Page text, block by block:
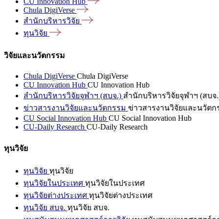
Chula DigiVerse
สำนักบริหารวิจัย
ทุนวิจัย
วิจัยและนวัตกรรม
Chula DigiVerse Chula DigiVerse
CU Innovation Hub CU Innovation Hub
สำนักบริหารวิจัยจุฬาฯ (สบจ.) สำนักบริหารวิจัยจุฬาฯ (สบจ
ข่าวสารงานวิจัยและนวัตกรรม ข่าวสารงานวิจัยและนวัตก
CU Social Innovation Hub CU Social Innovation Hub
CU-Daily Research CU-Daily Research
ทุนวิจัย
ทุนวิจัย ทุนวิจัย
ทุนวิจัยในประเทศ ทุนวิจัยในประเทศ
ทุนวิจัยต่างประเทศ ทุนวิจัยต่างประเทศ
ทุนวิจัย สบจ. ทุนวิจัย สบจ.